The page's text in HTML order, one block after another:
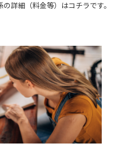
詳細（料金等）はコチラです。